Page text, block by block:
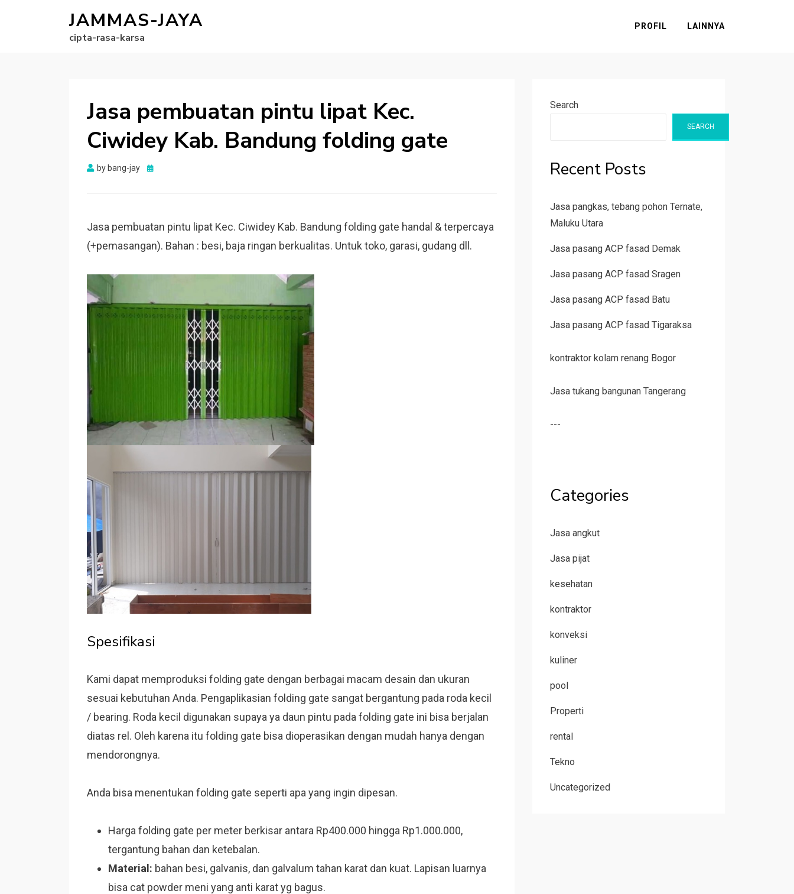
JAMMAS-JAYA
cipta-rasa-karsa
PROFIL LAINNYA
Jasa pembuatan pintu lipat Kec.
Ciwidey Kab. Bandung folding gate
by bang-jay
Posted
Jasa pembuatan pintu lipat Kec. Ciwidey Kab. Bandung folding gate handal & terpercaya
(+pemasangan). Bahan : besi, baja ringan berkualitas. Untuk toko, garasi, gudang dll.
Spesifikasi
Kami dapat memproduksi folding gate dengan berbagai macam desain dan ukuran
sesuai kebutuhan Anda. Pengaplikasian folding gate sangat bergantung pada roda kecil
/ bearing. Roda kecil digunakan supaya ya daun pintu pada folding gate ini bisa berjalan
diatas rel. Oleh karena itu folding gate bisa dioperasikan dengan mudah hanya dengan
mendorongnya.
Anda bisa menentukan folding gate seperti apa yang ingin dipesan.
Harga folding gate per meter berkisar antara Rp400.000 hingga Rp1.000.000,
tergantung bahan dan ketebalan.
Material: bahan besi, galvanis, dan galvalum tahan karat dan kuat. Lapisan luarnya
bisa cat powder meni yang anti karat yg bagus.
Search
SEARCH
Recent Posts
Jasa pangkas, tebang pohon Ternate,
Maluku Utara
Jasa pasang ACP fasad Demak
Jasa pasang ACP fasad Sragen
Jasa pasang ACP fasad Batu
Jasa pasang ACP fasad Tigaraksa
kontraktor kolam renang Bogor
Jasa tukang bangunan Tangerang
---
Categories
Jasa angkut
Jasa pijat
kesehatan
kontraktor
konveksi
kuliner
pool
Properti
rental
Tekno
Uncategorized